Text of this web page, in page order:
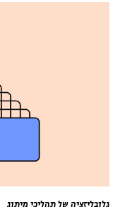
גלובליזציה של תהליכי מיתוג